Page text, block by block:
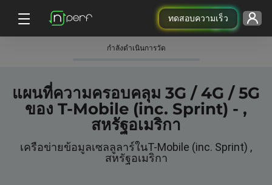
ทดสอบความเร็ว
กําลังดําเนินการวัด
แผนที่ความครอบคลุม 3G / 4G / 5G
ของ T-Mobile (inc. Sprint) - ,
สหรัฐอเมริกา
เครือข่ายข้อมูลเซลลูลาร์ในT-Mobile (inc. Sprint) ,
สหรัฐอเมริกา